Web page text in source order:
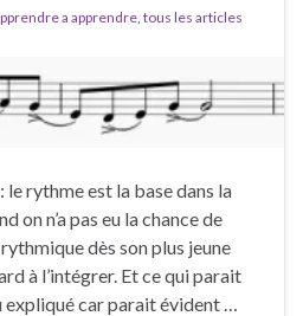
a apprendre, tous les articles
rythme est la base dans la
on n’a pas eu la chance de
dès son plus jeune
à l’intégrer. Et ce qui parait
car parait évident …